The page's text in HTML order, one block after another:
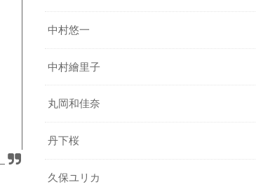
中村悠一
中村繪里子
丸岡和佳奈
丹下桜
久保ユリカ